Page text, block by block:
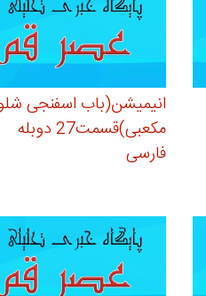
انیمیشن(باب اسفنجی
مکعبی)قسمت27 دوبله
فارسی